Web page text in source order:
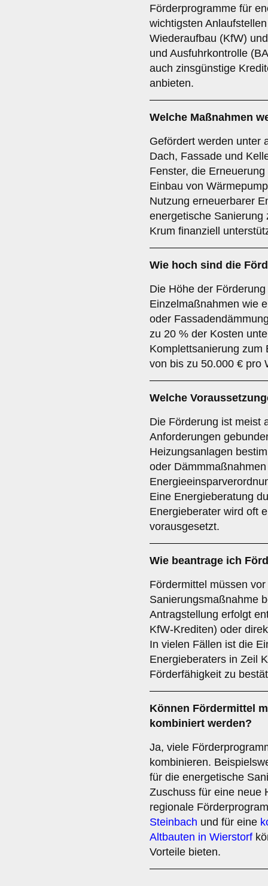
Förderprogramme für
wichtigsten
Wiederaufbau (KfW)
und Ausfuhrkontrolle
auch zinsgünstige
anbieten.
Welche Maßnahmen
Gefördert werden unter
Dach, Fassade und
Fenster, die
Einbau von
Nutzung erneuerbarer
energetische Sanierung
Krum finanziell
Wie hoch sind die
Die Höhe der
Einzelmaßnahmen wie
oder
zu 20 % der Kosten
Komplettsanierung zum
von bis zu 50.000 € pro
Welche
Die Förderung ist meist
Anforderungen
Heizungsanlagen
oder
Eine Energieberatung
Energieberater wird oft
vorausgesetzt.
Wie beantrage ich
Fördermittel müssen
Sanierungsmaßnahme
Antragstellung erfolgt
KfW-Krediten) oder
In vielen Fällen ist die
Energieberaters in Zeil
Förderfähigkeit zu
Können Fördermittel
kombiniert werden?
Ja, viele
kombinieren.
für die energetische
Zuschuss für eine neue
regionale
Steinbach und für eine
Altbauten in Wierstorf
Vorteile bieten.